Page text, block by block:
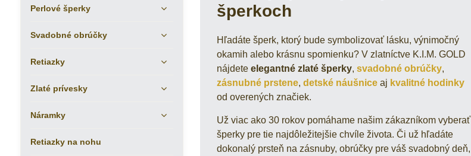
šperkoch
Hľadáte šperk, ktorý bude symbolizovať lásku, výnimočný
okamih alebo krásnu spomienku? V zlatníctve K.I.M. GOLD
nájdeteelegantné zlaté šperky,svadobné obrúčky,
zásnubné prstene,detské náušnice aj kvalitné hodinky
od overených značiek.
Už viac ako 30 rokov pomáhame našim zákazníkom vyberať
šperky pre tie najdôležitejšie chvíle života. Či už hľadáte
dokonalý prsteň na zásnuby, obrúčky pre váš svadobný deň,
Perlové šperky
Svadobné obrúčky
Retiazky
Zlaté prívesky
Náramky
Retiazky na nohu